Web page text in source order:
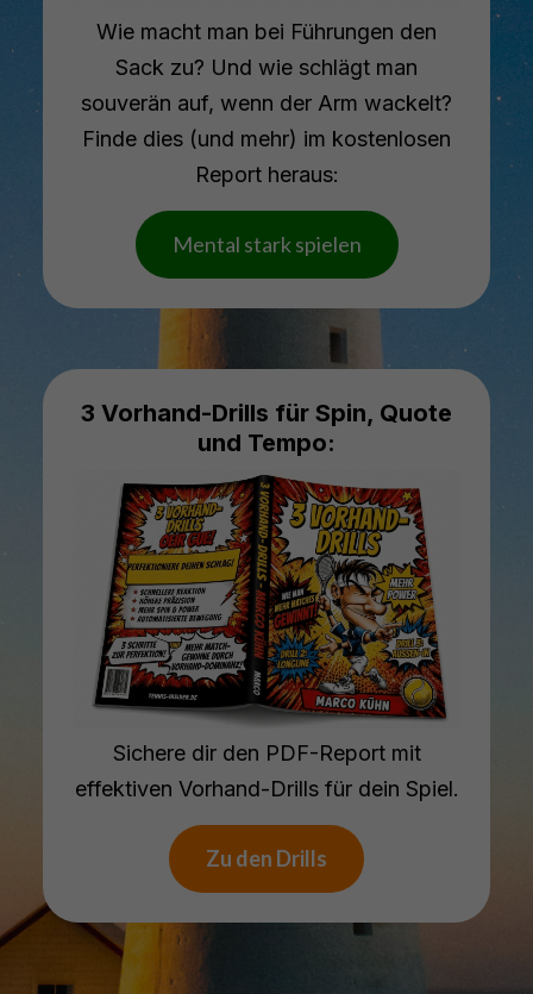
Wie macht man bei Führungen den
Sack zu? Und wie schlägt man
souverän auf, wenn der Arm wackelt?
Finde dies (und mehr) im kostenlosen
Report heraus:
Mental stark spielen
3 Vorhand-Drills für Spin, Quote
und Tempo:
Sichere dir den PDF-Report mit
effektiven Vorhand-Drills für dein Spiel.
Zu den Drills